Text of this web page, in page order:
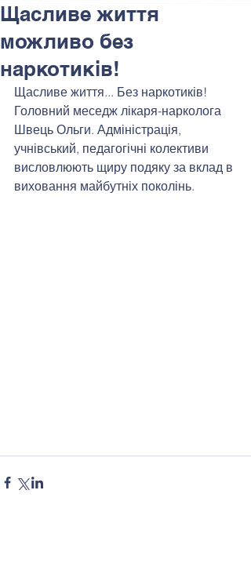
Щасливе життя
можливо без
наркотиків!
Щасливе життя... Без наркотиків!
Головний меседж лікаря-нарколога
Швець Ольги. Адміністрація,
учнівський, педагогічні колективи
висловлюють щиру подяку за вклад в
виховання майбутніх поколінь.